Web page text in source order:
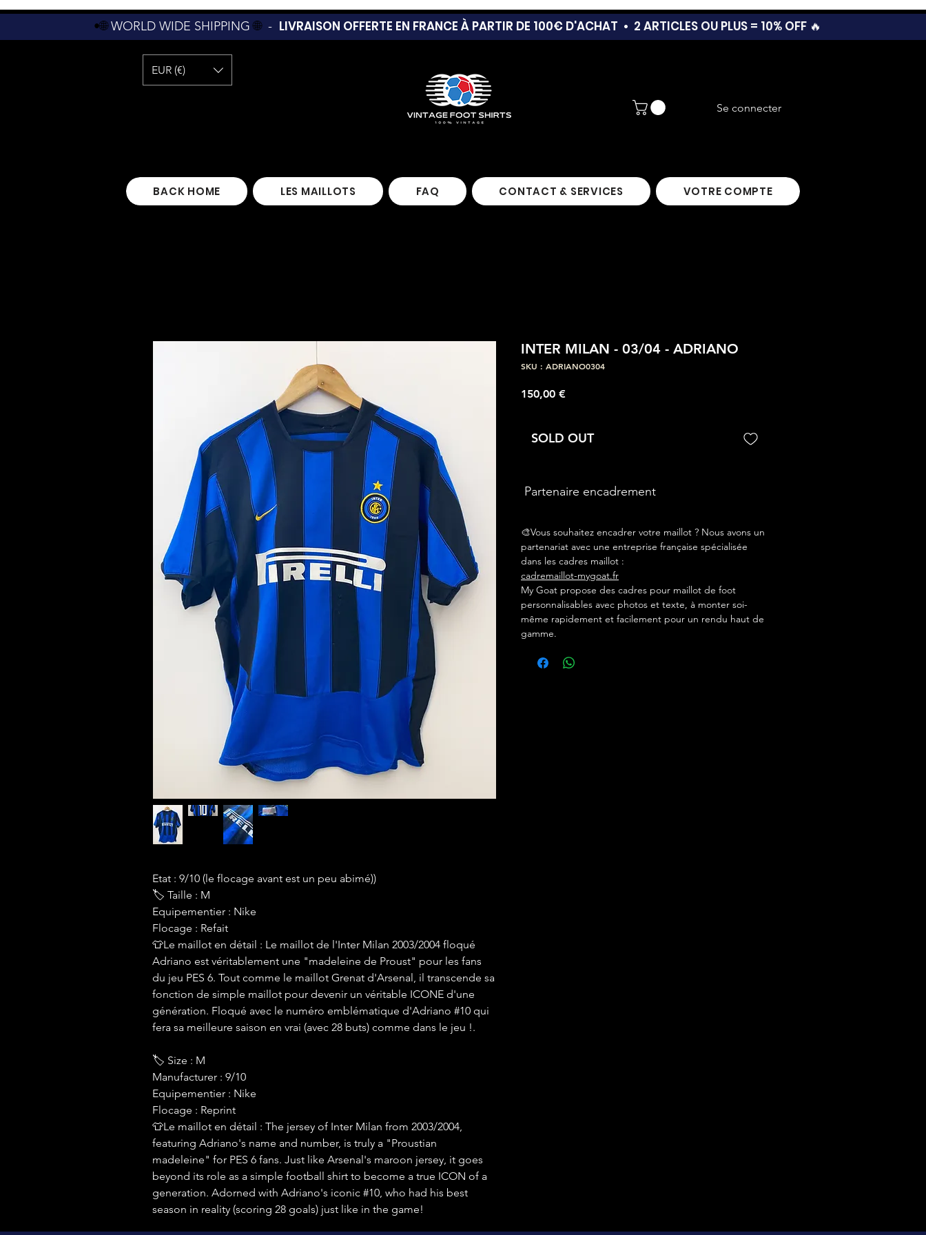
•🌐WORLD WIDE SHIPPING🌐 - LIVRAISON OFFERTE EN FRANCE À PARTIR DE 100€ D'ACHAT • 2 ARTICLES OU PLUS = 10% OFF 🔥
EUR (€)
Se connecter
BACK HOME LES MAILLOTS FAQ CONTACT & SERVICES VOTRE COMPTE
Etat : 9/10 (le flocage avant est un peu abimé))
🏷 Taille : M
Equipementier : Nike
Flocage : Refait
👕Le maillot en détail : Le maillot de l'Inter Milan 2003/2004 floqué
Adriano est véritablement une "madeleine de Proust" pour les fans
du jeu PES 6. Tout comme le maillot Grenat d'Arsenal, il transcende sa
fonction de simple maillot pour devenir un véritable ICONE d'une
génération. Floqué avec le numéro emblématique d'Adriano #10 qui
fera sa meilleure saison en vrai (avec 28 buts) comme dans le jeu !.
🏷 Size : M
Manufacturer : 9/10
Equipementier : Nike
Flocage : Reprint
👕Le maillot en détail : The jersey of Inter Milan from 2003/2004,
featuring Adriano's name and number, is truly a "Proustian
madeleine" for PES 6 fans. Just like Arsenal's maroon jersey, it goes
beyond its role as a simple football shirt to become a true ICON of a
generation. Adorned with Adriano's iconic #10, who had his best
season in reality (scoring 28 goals) just like in the game!
INTER MILAN - 03/04 - ADRIANO
SKU : ADRIANO0304
150,00 €Prix
SOLD OUT
Partenaire encadrement
🎨Vous souhaitez encadrer votre maillot ? Nous avons un
partenariat avec une entreprise française spécialisée
dans les cadres maillot :
cadremaillot-mygoat.fr
My Goat propose des cadres pour maillot de foot
personnalisables avec photos et texte, à monter soi-
même rapidement et facilement pour un rendu haut de
gamme.